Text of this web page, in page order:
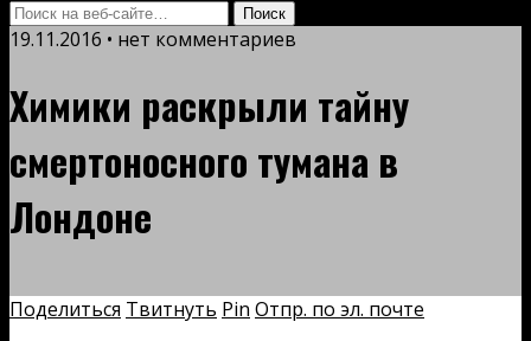
19.11.2016 • нет комментариев
Химики раскрыли тайну
смертоносного тумана в
Лондоне
Поделиться Твитнуть Pin Отпр. по эл. почте